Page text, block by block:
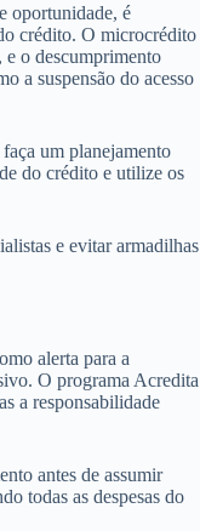
oportunidade, é
crédito. O microcrédito
o descumprimento
a suspensão do acesso
um planejamento
do crédito e utilize os
e evitar armadilhas
alerta para a
O programa Acredita
a responsabilidade
antes de assumir
todas as despesas do